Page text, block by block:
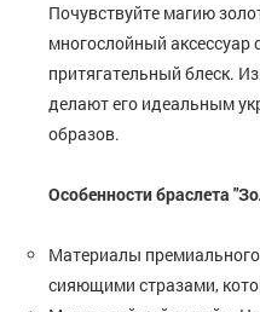
Почувствуйте магию
многослойный аксессуар
притягательный блеск.
делают его идеальным
образов.
Особенности браслета
Материалы премиального
сияющими стразами,